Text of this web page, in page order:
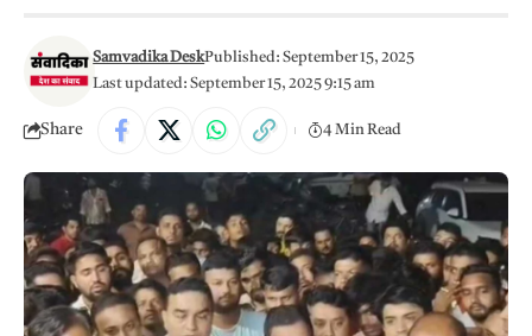
Last updated: September 15, 2025 9:15 am
Samvadika DeskPublished: September 15, 2025
Share 4 Min Read